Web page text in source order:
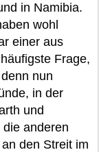
in Namibia.
wohl
einer aus
Frage,
nun
in der
und
anderen
den Streit im